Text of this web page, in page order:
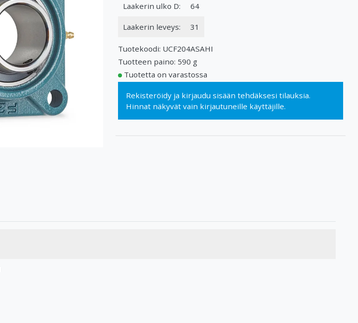
Laakerin ulko D: 64
Laakerin leveys: 31
Tuotekoodi: UCF204ASAHI
Tuotteen paino: 590 g
Tuotetta on varastossa
Rekisteröidyja kirjaudu sisään tehdäksesi tilauksia.
Hinnat näkyvät vain kirjautuneille käyttäjille.